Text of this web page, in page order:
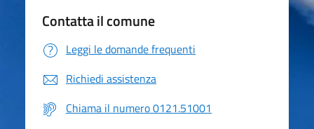
Contatta il comune
Leggi le domande frequenti
Richiedi assistenza
Chiama il numero 0121.51001